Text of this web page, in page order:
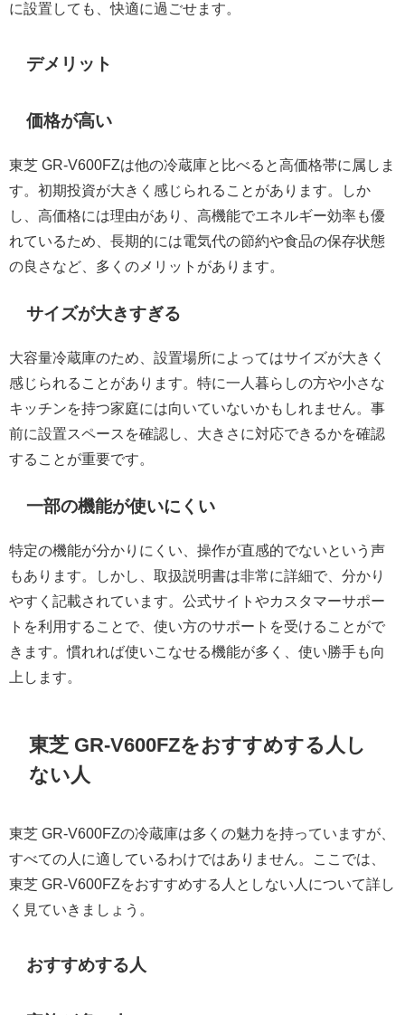
に設置しても、快適に過ごせます。
デメリット
価格が高い
東芝 GR-V600FZは他の冷蔵庫と比べると高価格帯に属しま
す。初期投資が大きく感じられることがあります。しか
し、高価格には理由があり、高機能でエネルギー効率も優
れているため、長期的には電気代の節約や食品の保存状態
の良さなど、多くのメリットがあります。
サイズが大きすぎる
大容量冷蔵庫のため、設置場所によってはサイズが大きく
感じられることがあります。特に一人暮らしの方や小さな
キッチンを持つ家庭には向いていないかもしれません。事
前に設置スペースを確認し、大きさに対応できるかを確認
することが重要です。
一部の機能が使いにくい
特定の機能が分かりにくい、操作が直感的でないという声
もあります。しかし、取扱説明書は非常に詳細で、分かり
やすく記載されています。公式サイトやカスタマーサポー
トを利用することで、使い方のサポートを受けることがで
きます。慣れれば使いこなせる機能が多く、使い勝手も向
上します。
東芝 GR-V600FZをおすすめする人し
ない人
東芝 GR-V600FZの冷蔵庫は多くの魅力を持っていますが、
すべての人に適しているわけではありません。ここでは、
東芝 GR-V600FZをおすすめする人としない人について詳し
く見ていきましょう。
おすすめする人